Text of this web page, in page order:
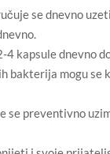
se dnevno
kapsule dnevno
mogu se
preventivno